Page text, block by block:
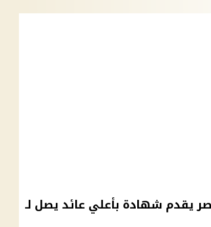
يقدم شهادة بأعلي عائد يصل لـ